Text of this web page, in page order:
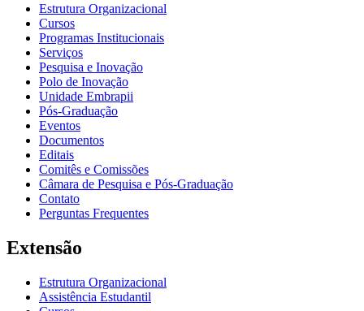
Estrutura Organizacional
Cursos
Programas Institucionais
Serviços
Pesquisa e Inovação
Polo de Inovação
Unidade Embrapii
Pós-Graduação
Eventos
Documentos
Editais
Comitês e Comissões
Câmara de Pesquisa e Pós-Graduação
Contato
Perguntas Frequentes
Extensão
Estrutura Organizacional
Assistência Estudantil